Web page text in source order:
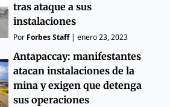
tras ataque a sus
instalaciones
Por Forbes Staff|enero 23, 2023
Antapaccay: manifestantes
atacan instalaciones de la
mina y exigen que detenga
sus operaciones